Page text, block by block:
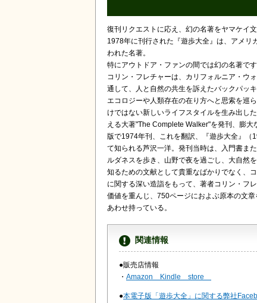
復刊リクエストに応え、幻の名著をヤマケイ文
1978年に刊行された『遊歩大全』は、アメリ
われた名著。
特にアウトドア・ファンの間では幻の名著で
コリン・フレチャーは、カリフォルニア・ウ
通して、人と自然の共生を訴えたバックパッ
エコロジーや人類存在の在り方へと思索を巡
けではない新しいライフスタイルを生み出し
える大著"The Complete Walker"を発刊、膨
版で1974年刊、これを翻訳、『遊歩大全』（
て知られる芦沢一洋。発刊当時は、入門書ま
ルダネスを歩き、山野で夜を過ごし、大自然
知るための文献として貴重なばかりでなく、
に関する深い造詣をもって、著者コリン・フ
価値を重んじ、750ページにおよぶ原本の文
あわせ持っている。
関連情報
●販売店情報
・ Amazon Kindle store
●本電子版「遊歩大全」に関する弊社